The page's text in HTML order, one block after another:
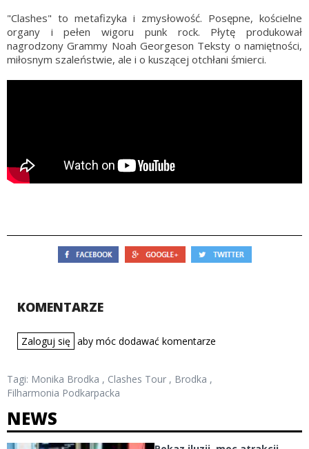
"Clashes" to metafizyka i zmysłowość. Posępne, kościelne
organy i pełen wigoru punk rock. Płytę produkował
nagrodzony Grammy Noah Georgeson Teksty o namiętności,
miłosnym szaleństwie, ale i o kuszącej otchłani śmierci.
KOMENTARZE
Zaloguj się aby móc dodawać komentarze
Tagi: Monika Brodka , Clashes Tour , Brodka ,
Filharmonia Podkarpacka
NEWS